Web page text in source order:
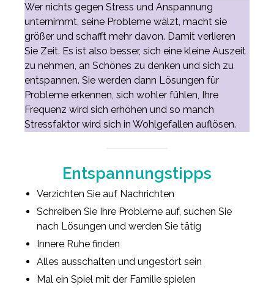
Wer nichts gegen Stress und Anspannung
unternimmt, seine Probleme wälzt, macht sie
größer und schafft mehr davon. Damit verlieren
Sie Zeit. Es ist also besser, sich eine kleine Auszeit
zu nehmen, an Schönes zu denken und sich zu
entspannen. Sie werden dann Lösungen für
Probleme erkennen, sich wohler fühlen, Ihre
Frequenz wird sich erhöhen und so manch
Stressfaktor wird sich in Wohlgefallen auflösen.
Entspannungstipps
Verzichten Sie auf Nachrichten
Schreiben Sie Ihre Probleme auf, suchen Sie
nach Lösungen und werden Sie tätig
Innere Ruhe finden
Alles ausschalten und ungestört sein
Mal ein Spiel mit der Familie spielen